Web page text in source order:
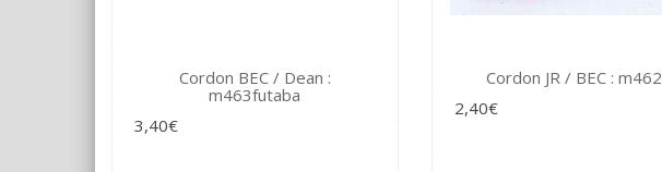
Cordon BEC / Dean :
m463futaba
3,40€
Cordon JR / BEC : m462
2,40€